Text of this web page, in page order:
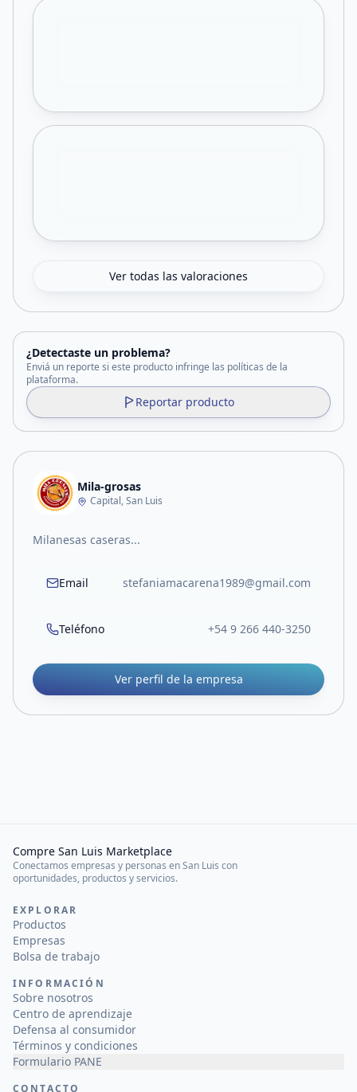
Ver todas las valoraciones
¿Detectaste un problema?
Enviá un reporte si este producto infringe las políticas de la
plataforma.
Reportar producto
Mila-grosas
Capital, San Luis
Milanesas caseras...
Email stefaniamacarena1989@gmail.com
Teléfono +54 9 266 440-3250
Ver perfil de la empresa
Compre San Luis Marketplace
Conectamos empresas y personas en San Luis con
oportunidades, productos y servicios.
EXPLORAR
Productos
Empresas
Bolsa de trabajo
INFORMACIÓN
Sobre nosotros
Centro de aprendizaje
Defensa al consumidor
Términos y condiciones
Formulario PANE
CONTACTO